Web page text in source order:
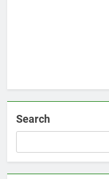
Search